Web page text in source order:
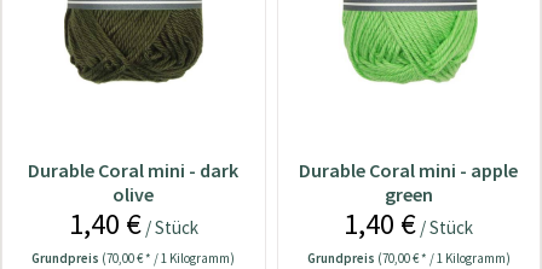
Durable Coral mini - dark
olive
1,40 €/ Stück
Grundpreis (70,00 € * / 1 Kilogramm)
Durable Coral mini - apple
green
1,40 € / Stück
Grundpreis (70,00 € * / 1 Kilogramm)